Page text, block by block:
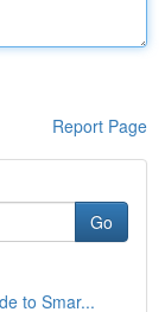
Report Page
Go
to Smar...